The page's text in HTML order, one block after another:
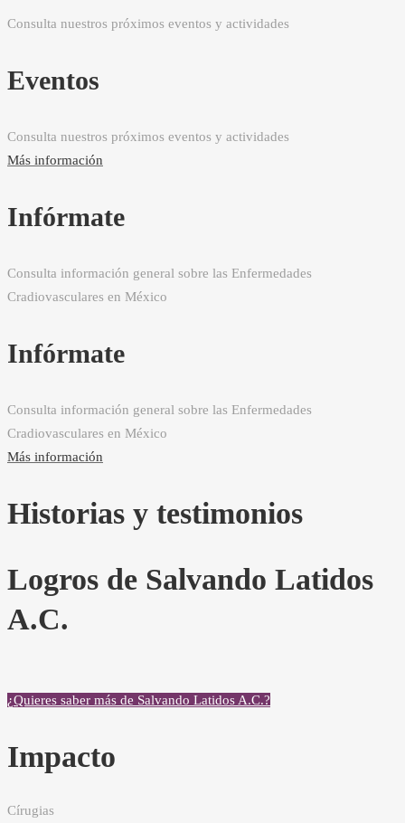
Consulta nuestros próximos eventos y actividades
Eventos
Consulta nuestros próximos eventos y actividades
Más información
Infórmate
Consulta información general sobre las Enfermedades
Cradiovasculares en México
Infórmate
Consulta información general sobre las Enfermedades
Cradiovasculares en México
Más información
Historias y testimonios
Logros de Salvando Latidos
A.C.
¿Quieres saber más de Salvando Latidos A.C.?
Impacto
Círugias